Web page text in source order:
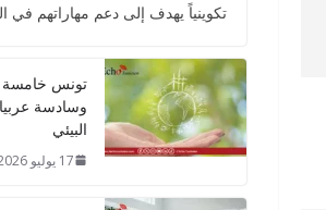
تكوينياً يهدف إلى دعم مهاراتهم في
تونس خامسة
وسادسة
البيئي
17 يوليو 2026